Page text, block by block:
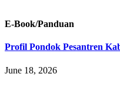
E-Book/Panduan
Profil Pondok Pesantren
June 18, 2026